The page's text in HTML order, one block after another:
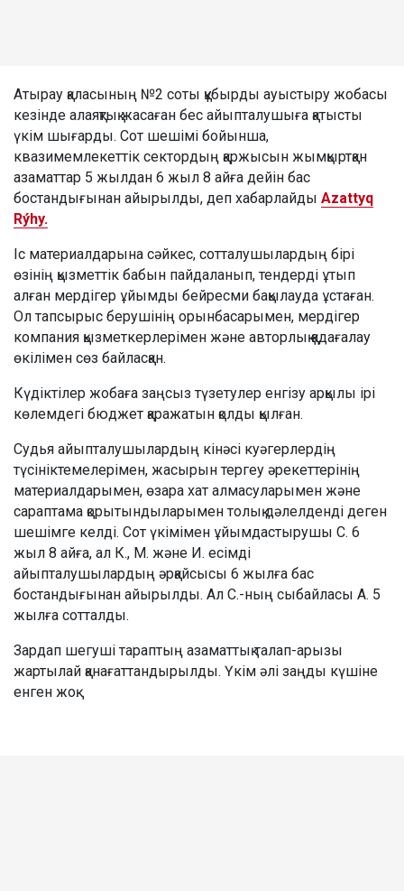
Атырау қаласының №2 соты құбырды ауыстыру жобасы
кезінде алаяқтық жасаған бес айыпталушыға қатысты
үкім шығарды. Сот шешімі бойынша,
квазимемлекеттік сектордың қаржысын жымқыртқан
азаматтар 5 жылдан 6 жыл 8 айға дейін бас
бостандығынан айырылды, деп хабарлайды Azattyq
Rýhy.
Іс материалдарына сәйкес, сотталушылардың бірі
өзінің қызметтік бабын пайдаланып, тендерді ұтып
алған мердігер ұйымды бейресми бақылауда ұстаған.
Ол тапсырыс берушінің орынбасарымен, мердігер
компания қызметкерлерімен және авторлық қадағалау
өкілімен сөз байласқан.
Күдіктілер жобаға заңсыз түзетулер енгізу арқылы ірі
көлемдегі бюджет қаражатын қолды қылған.
Судья айыпталушылардың кінәсі куәгерлердің
түсініктемелерімен, жасырын тергеу әрекеттерінің
материалдарымен, өзара хат алмасуларымен және
сараптама қорытындыларымен толық дәлелденді деген
шешімге келді. Сот үкімімен ұйымдастырушы С. 6
жыл 8 айға, ал К., М. және И. есімді
айыпталушылардың әрқайсысы 6 жылға бас
бостандығынан айырылды. Ал С.-ның сыбайласы А. 5
жылға сотталды.
Зардап шегуші тараптың азаматтық талап-арызы
жартылай қанағаттандырылды. Үкім әлі заңды күшіне
енген жоқ.